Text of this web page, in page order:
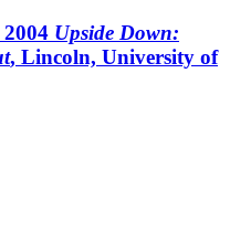
Upside Down:
, Lincoln, University of